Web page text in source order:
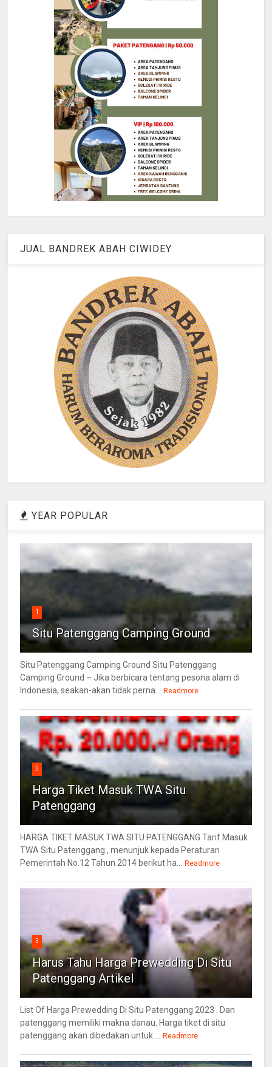
JUAL BANDREK ABAH CIWIDEY
YEAR POPULAR
1
Situ Patenggang Camping Ground
Situ Patenggang Camping Ground Situ Patenggang
Camping Ground – Jika berbicara tentang pesona alam di
Indonesia, seakan-akan tidak perna...
Readmore
2
Harga Tiket Masuk TWA Situ
Patenggang
HARGA TIKET MASUK TWA SITU PATENGGANG Tarif Masuk
TWA Situ Patenggang , menunjuk kepada Peraturan
Pemerintah No.12 Tahun 2014 berikut ha...
Readmore
3
Harus Tahu Harga Prewedding Di Situ
Patenggang Artikel
List Of Harga Prewedding Di Situ Patenggang 2023 . Dan
patenggang memiliki makna danau. Harga tiket di situ
patenggang akan dibedakan untuk ...
Readmore